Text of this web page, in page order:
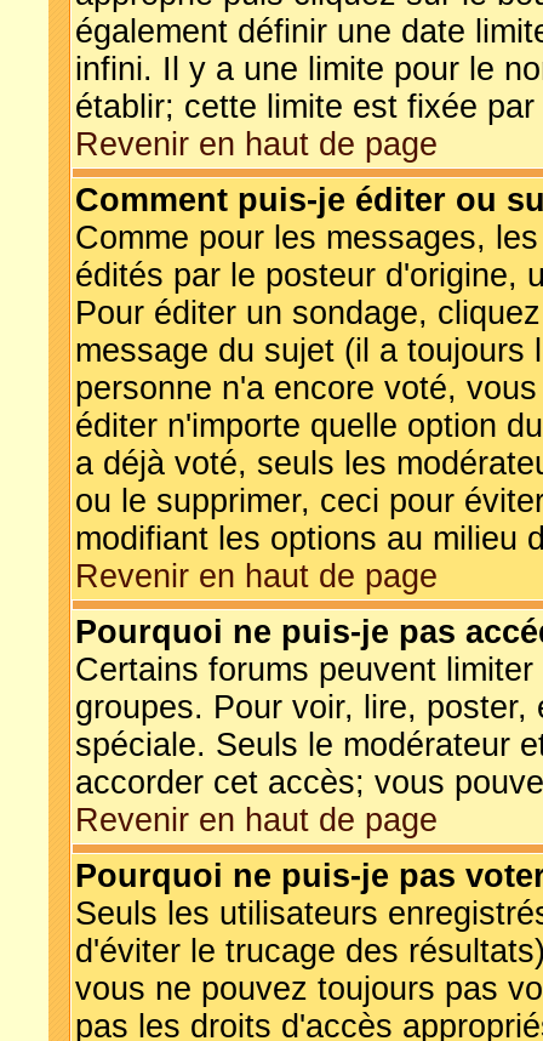
également définir une date
infini. Il y a une limite pour le
établir; cette limite est fixée
Revenir en haut de page
Comment puis-je éditer ou
Comme pour les messages,
édités par le posteur d'origine,
Pour éditer un sondage,
message du sujet (il a
personne n'a encore voté,
éditer n'importe quelle option
a déjà voté, seuls les
ou le supprimer, ceci pour
modifiant les options au milieu
Revenir en haut de page
Pourquoi ne puis-je pas
Certains forums peuvent
groupes. Pour voir, lire,
spéciale. Seuls le modérateur
accorder cet accès; vous
Revenir en haut de page
Pourquoi ne puis-je pas
Seuls les utilisateurs
d'éviter le trucage des
vous ne pouvez toujours pas
pas les droits d'accès